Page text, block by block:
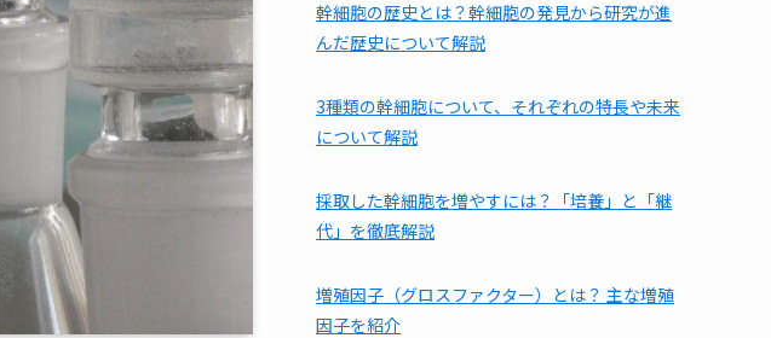
幹細胞の歴史とは？幹細胞の発見から研究が進
んだ歴史について解説
3種類の幹細胞について、それぞれの特長や未来
について解説
採取した幹細胞を増やすには？「培養」と「継
代」を徹底解説
増殖因子（グロスファクター）とは？ 主な増殖
因子を紹介